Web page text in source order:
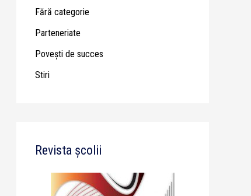
Fără categorie
Parteneriate
Poveşti de succes
Stiri
Revista școlii